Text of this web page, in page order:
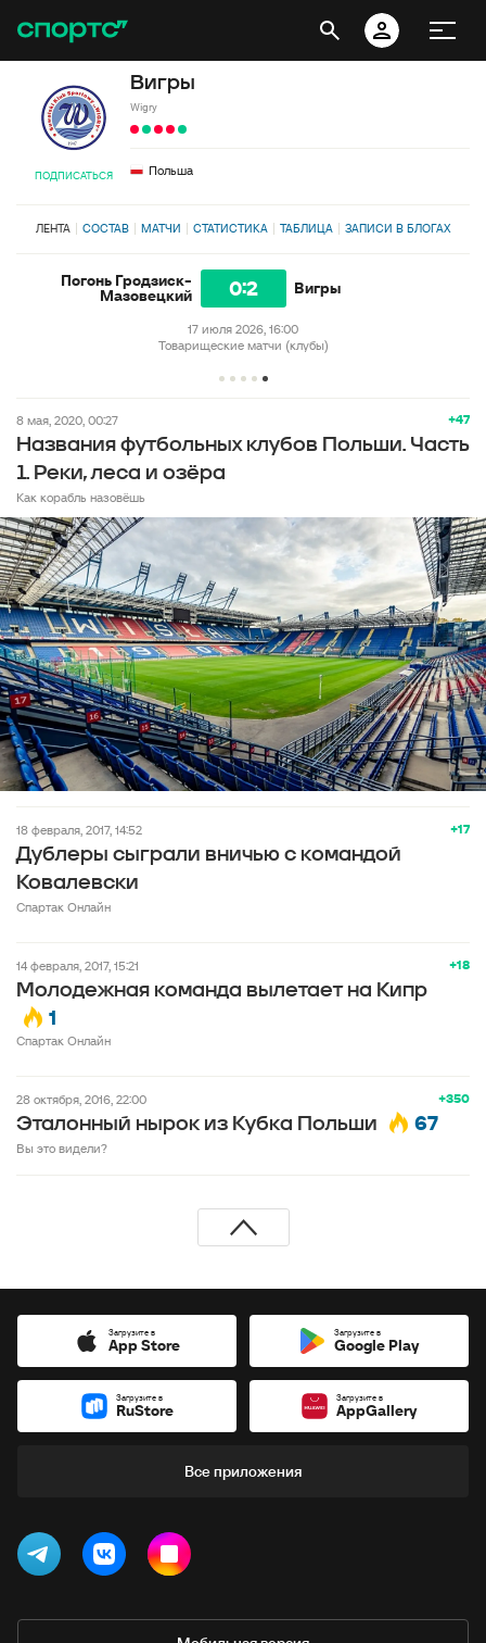
ПОДПИСАТЬСЯ
Вигры
Wigry
Польша
ЛЕНТА СОСТАВ МАТЧИ СТАТИСТИКА ТАБЛИЦА ЗАПИСИ В БЛОГАХ
Погонь Гродзиск-
Мазовецкий Вигры
0:2
17 июля 2026, 16:00
Товарищеские матчи (клубы)
+47
8 мая, 2020, 00:27
Названия футбольных клубов Польши. Часть
1. Реки, леса и озёра
Как корабль назовёшь
+17
18 февраля, 2017, 14:52
Дублеры сыграли вничью с командой
Ковалевски
Спартак Онлайн
+18
14 февраля, 2017, 15:21
Молодежная команда вылетает на Кипр
1
Спартак Онлайн
+350
28 октября, 2016, 22:00
Эталонный нырок из Кубка Польши 67
Вы это видели?
Загрузите в
App Store
Загрузите в
Google Play
Загрузите в
RuStore
Загрузите в
AppGallery
Все приложения